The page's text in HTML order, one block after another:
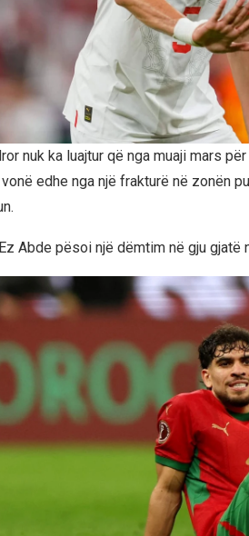
nuk ka luajtur që nga muaji mars
edhe nga një frakturë në zonën
Abde pësoi një dëmtim në gju